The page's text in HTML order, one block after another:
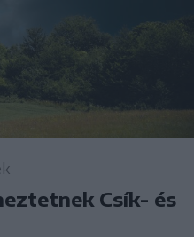
Csík- és